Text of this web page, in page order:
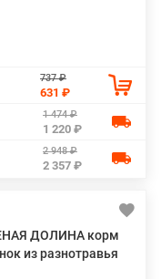
737 ₽
631 ₽
1 474 ₽
1 220 ₽
2 948 ₽
2 357 ₽
ДОЛИНА корм
из разнотравья